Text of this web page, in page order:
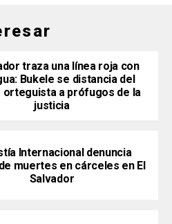
traza una línea roja con
Bukele se distancia del
a prófugos de la
justicia
Internacional denuncia
muertes en cárceles en El
Salvador